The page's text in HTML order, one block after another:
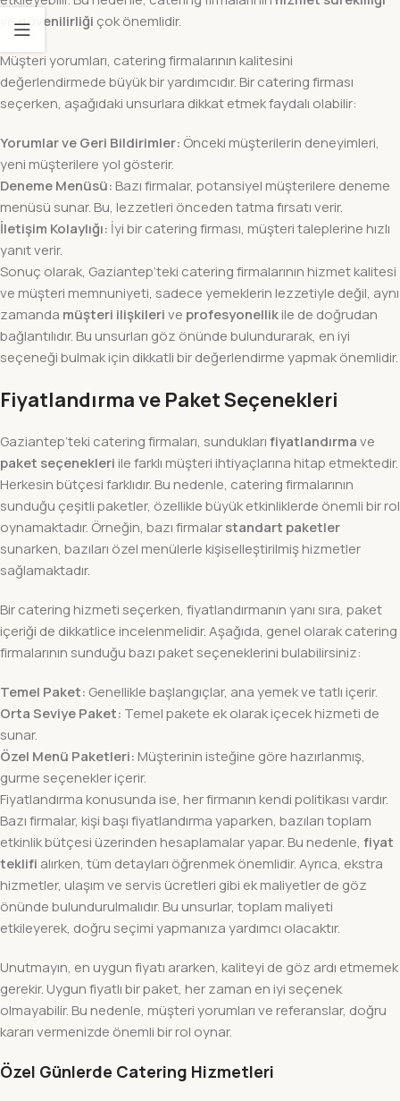
vegüvenilirliği çok önemlidir.
Müşteri yorumları, catering firmalarının kalitesini
değerlendirmede büyük bir yardımcıdır. Bir catering firması
seçerken, aşağıdaki unsurlara dikkat etmek faydalı olabilir:
Yorumlar ve Geri Bildirimler: Önceki müşterilerin deneyimleri,
yeni müşterilere yol gösterir.
Deneme Menüsü: Bazı firmalar, potansiyel müşterilere deneme
menüsü sunar. Bu, lezzetleri önceden tatma fırsatı verir.
İletişim Kolaylığı: İyi bir catering firması, müşteri taleplerine hızlı
yanıt verir.
Sonuç olarak, Gaziantep’teki catering firmalarının hizmet kalitesi
ve müşteri memnuniyeti, sadece yemeklerin lezzetiyle değil, aynı
zamanda müşteri ilişkilerive profesyonellikile de doğrudan
bağlantılıdır. Bu unsurları göz önünde bulundurarak, en iyi
seçeneği bulmak için dikkatli bir değerlendirme yapmak önemlidir.
Fiyatlandırma ve Paket Seçenekleri
Gaziantep’teki catering firmaları, sunduklarıfiyatlandırmave
paket seçenekleri ile farklı müşteri ihtiyaçlarına hitap etmektedir.
Herkesin bütçesi farklıdır. Bu nedenle, catering firmalarının
sunduğu çeşitli paketler, özellikle büyük etkinliklerde önemli bir rol
oynamaktadır. Örneğin, bazı firmalarstandart paketler
sunarken, bazıları özel menülerle kişiselleştirilmiş hizmetler
sağlamaktadır.
Bir catering hizmeti seçerken, fiyatlandırmanın yanı sıra, paket
içeriği de dikkatlice incelenmelidir. Aşağıda, genel olarak catering
firmalarının sunduğu bazı paket seçeneklerini bulabilirsiniz:
Temel Paket: Genellikle başlangıçlar, ana yemek ve tatlı içerir.
Orta Seviye Paket: Temel pakete ek olarak içecek hizmeti de
sunar.
Özel Menü Paketleri: Müşterinin isteğine göre hazırlanmış,
gurme seçenekler içerir.
Fiyatlandırma konusunda ise, her firmanın kendi politikası vardır.
Bazı firmalar, kişi başı fiyatlandırma yaparken, bazıları toplam
etkinlik bütçesi üzerinden hesaplamalar yapar. Bu nedenle, fiyat
teklifi alırken, tüm detayları öğrenmek önemlidir. Ayrıca, ekstra
hizmetler, ulaşım ve servis ücretleri gibi ek maliyetler de göz
önünde bulundurulmalıdır. Bu unsurlar, toplam maliyeti
etkileyerek, doğru seçimi yapmanıza yardımcı olacaktır.
Unutmayın, en uygun fiyatı ararken, kaliteyi de göz ardı etmemek
gerekir. Uygun fiyatlı bir paket, her zaman en iyi seçenek
olmayabilir. Bu nedenle, müşteri yorumları ve referanslar, doğru
kararı vermenizde önemli bir rol oynar.
Özel Günlerde Catering Hizmetleri